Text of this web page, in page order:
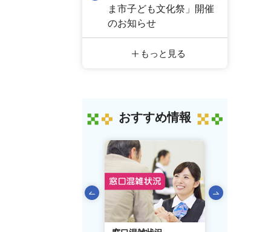
ま市子ども文化祭」開催
のお知らせ
もっと見る
おすすめ情報
前のスライドを表示